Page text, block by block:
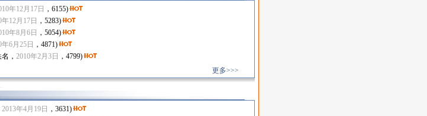
年12月17日 ，6155)
年12月17日 ，5283)
年8月6日 ，5054)
年6月25日 ，4871)
， 2010年2月3日 ，4799)
更多>>>
2013年4月19日 ，3631)